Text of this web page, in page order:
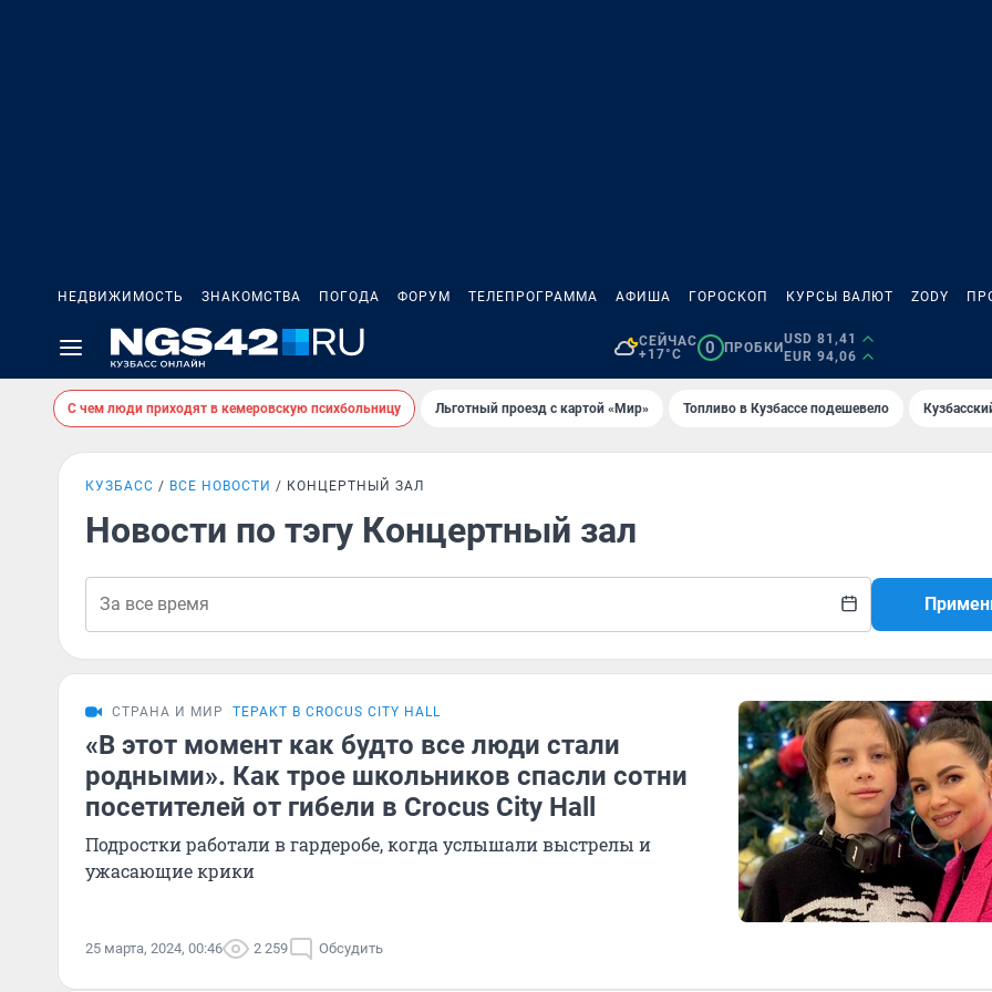
НЕДВИЖИМОСТЬ ЗНАКОМСТВА ПОГОДА ФОРУМ ТЕЛЕПРОГРАММА АФИША ГОРОСКОП КУРСЫ ВАЛЮТ ZODY
СЕЙЧАС
+17°C
0 ПРОБКИ
USD 81,41
EUR 94,06
С чем люди приходят в кемеровскую психбольницу Льготный проезд с картой «Мир» Топливо в Кузбассе подешевело
КУЗБАСС ВСЕ НОВОСТИ КОНЦЕРТНЫЙ ЗАЛ
Новости по тэгу Концертный зал
СТРАНА И МИР ТЕРАКТ В CROCUS CITY HALL
«В этот момент как будто все люди стали
родными». Как трое школьников спасли сотни
посетителей от гибели в Crocus City Hall
Подростки работали в гардеробе, когда услышали выстрелы и
ужасающие крики
25 марта, 2024, 00:46 2 259 Обсудить